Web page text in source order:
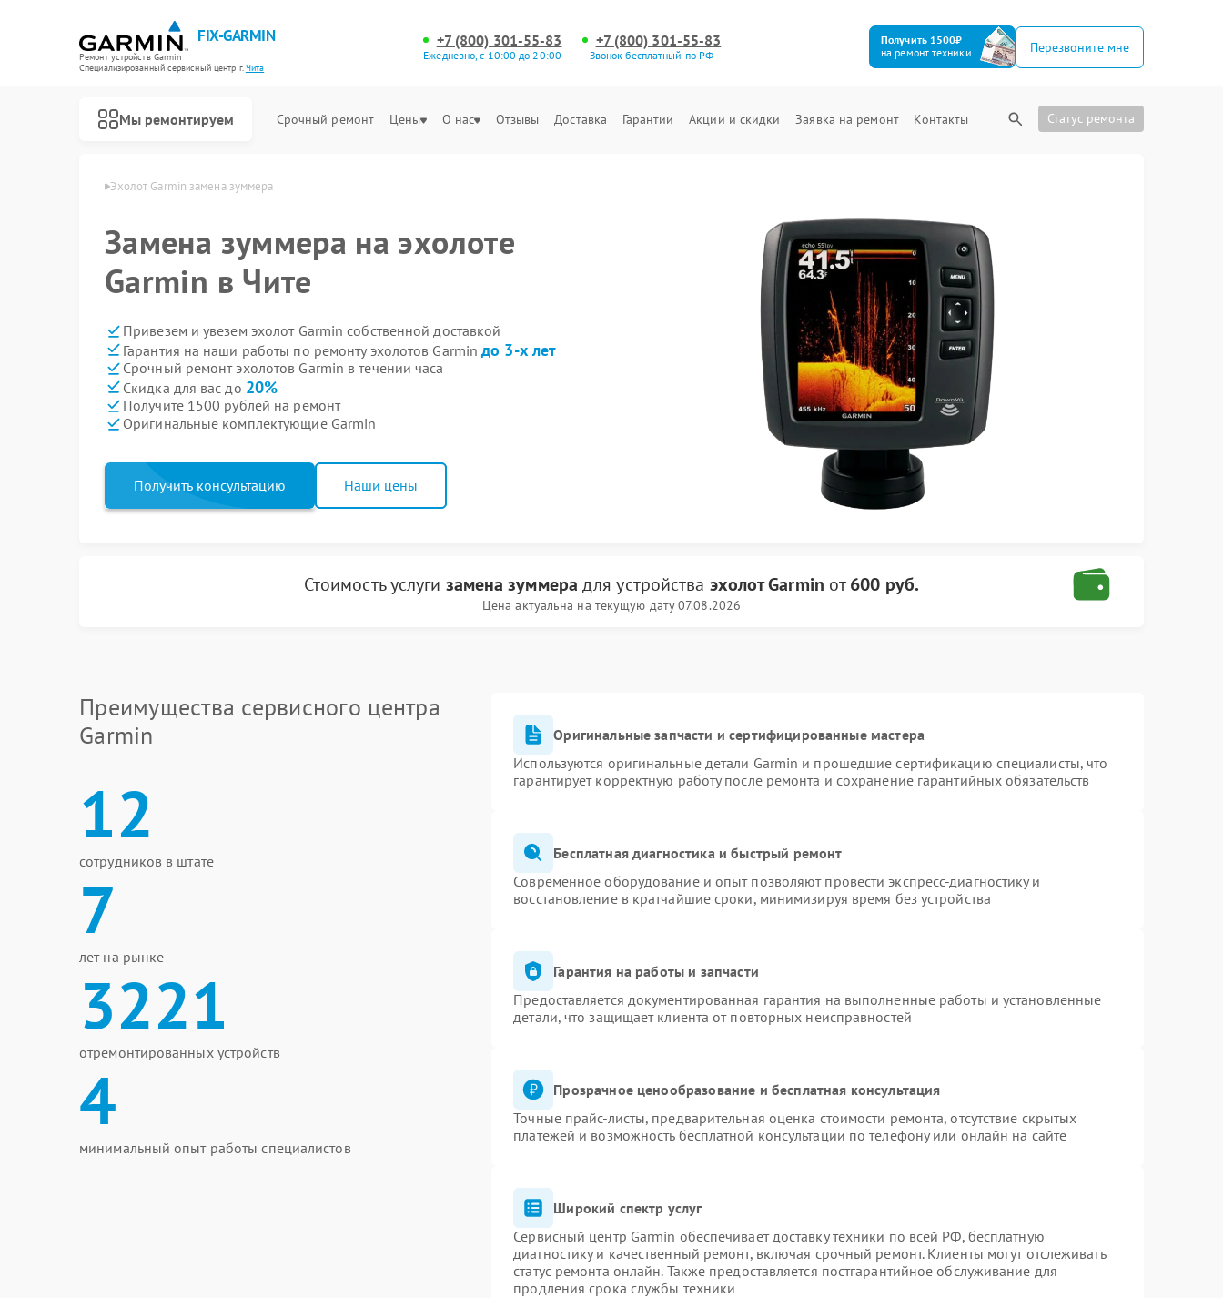
FIX-GARMIN
Ремонт устройств Garmin
Специализированный cервисный центр г.Чита
+7 (800) 301-55-83
Ежедневно, с 10:00 до 20:00
+7 (800) 301-55-83
Звонок бесплатный по РФ
Получить 1500₽
на ремонт техники
Перезвоните мне
Мы ремонтируем Срочный ремонт Цены О нас Отзывы Доставка Гарантии Акции и скидки Заявка на ремонт Контакты Статус ремонта
Эхолот Garmin замена зуммера
Замена зуммера на эхолоте
Garmin в Чите
Привезем и увезем эхолот Garmin собственной доставкой
Гарантия на наши работы по ремонту эхолотов Garminдо 3-х лет
Срочный ремонт эхолотов Garmin в течении часа
Скидка для вас до 20%
Получите 1500 рублей на ремонт
Оригинальные комплектующие Garmin
Получить консультацию Наши цены
Стоимость услуги замена зуммера для устройства эхолот Garmin от600 руб.
Цена актуальна на текущую дату 07.08.2026
Преимущества сервисного центра
Garmin
12
сотрудников в штате
7
лет на рынке
3221
отремонтированных устройств
4
минимальный опыт работы специалистов
Оригинальные запчасти и сертифицированные мастера
Используются оригинальные детали Garmin и прошедшие сертификацию специалисты, что
гарантирует корректную работу после ремонта и сохранение гарантийных обязательств
Бесплатная диагностика и быстрый ремонт
Современное оборудование и опыт позволяют провести экспресс-диагностику и
восстановление в кратчайшие сроки, минимизируя время без устройства
Гарантия на работы и запчасти
Предоставляется документированная гарантия на выполненные работы и установленные
детали, что защищает клиента от повторных неисправностей
Прозрачное ценообразование и бесплатная консультация
Точные прайс-листы, предварительная оценка стоимости ремонта, отсутствие скрытых
платежей и возможность бесплатной консультации по телефону или онлайн на сайте
Широкий спектр услуг
Сервисный центр Garmin обеспечивает доставку техники по всей РФ, бесплатную
диагностику и качественный ремонт, включая срочный ремонт. Клиенты могут отслеживать
статус ремонта онлайн. Также предоставляется постгарантийное обслуживание для
продления срока службы техники